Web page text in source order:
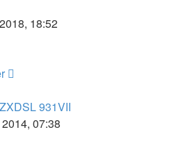
18:52
931VII
07:38